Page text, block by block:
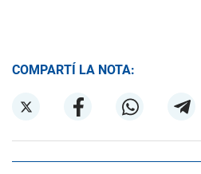
COMPARTÍ LA NOTA: